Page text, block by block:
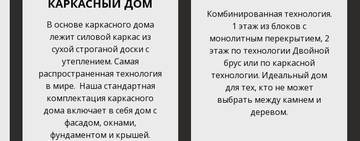
В основе каркасного дома
лежит силовой каркас из
сухой строганой доски с
утеплением. Самая
распространенная технология
в мире. Наша стандартная
комплектация каркасного
дома включает в себя дом с
фасадом, окнами,
фундаментом и крышей.
Комбинированная технология.
1 этаж из блоков с
монолитным перекрытием, 2
этаж по технологии Двойной
брус или по каркасной
технологии. Идеальный дом
для тех, кто не может
выбрать между камнем и
деревом.